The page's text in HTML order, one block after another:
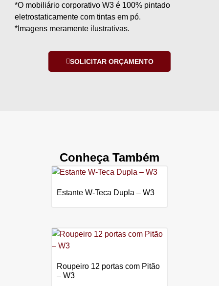
*O mobiliário corporativo W3 é 100% pintado
eletrostaticamente com tintas em pó.
*Imagens meramente ilustrativas.
SOLICITAR ORÇAMENTO
Conheça Também
Estante W-Teca Dupla – W3
Roupeiro 12 portas com Pitão
– W3